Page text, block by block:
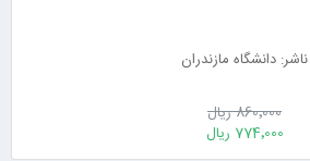
ناشر: دانشگاه مازندران
860٬000 ریال
774٬000 ریال